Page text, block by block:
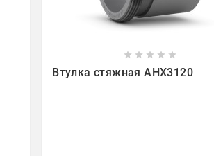
    
Втулка стяжная AHX3120